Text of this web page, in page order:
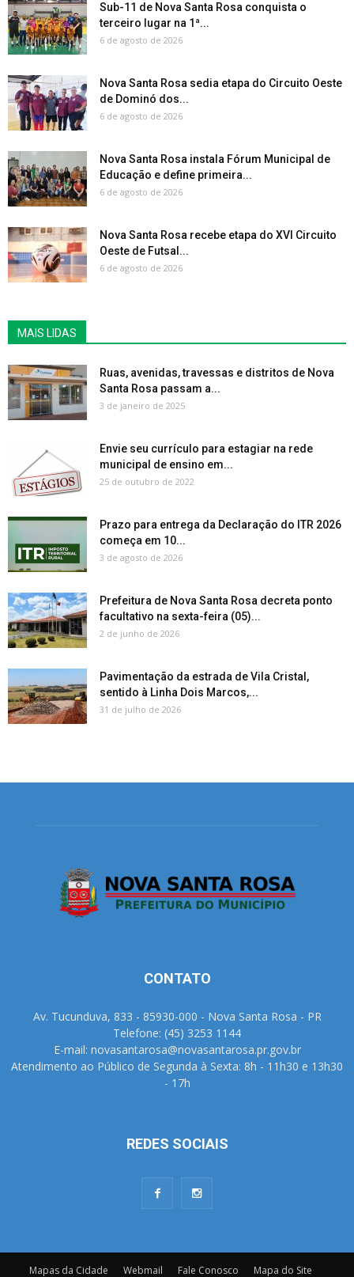
Sub-11 de Nova Santa Rosa conquista o
terceiro lugar na 1ª...
6 de agosto de 2026
Nova Santa Rosa sedia etapa do Circuito Oeste
de Dominó dos...
6 de agosto de 2026
Nova Santa Rosa instala Fórum Municipal de
Educação e define primeira...
6 de agosto de 2026
Nova Santa Rosa recebe etapa do XVI Circuito
Oeste de Futsal...
6 de agosto de 2026
MAIS LIDAS
Ruas, avenidas, travessas e distritos de Nova
Santa Rosa passam a...
3 de janeiro de 2025
Envie seu currículo para estagiar na rede
municipal de ensino em...
25 de outubro de 2022
Prazo para entrega da Declaração do ITR 2026
começa em 10...
3 de agosto de 2026
Prefeitura de Nova Santa Rosa decreta ponto
facultativo na sexta-feira (05)...
2 de junho de 2026
Pavimentação da estrada de Vila Cristal,
sentido à Linha Dois Marcos,...
31 de julho de 2026
CONTATO
Av. Tucunduva, 833 - 85930-000 - Nova Santa Rosa - PR
Telefone: (45) 3253 1144
E-mail: novasantarosa@novasantarosa.pr.gov.br
Atendimento ao Público de Segunda à Sexta: 8h - 11h30 e 13h30
- 17h
REDES SOCIAIS
Mapas da Cidade Webmail Fale Conosco Mapa do Site